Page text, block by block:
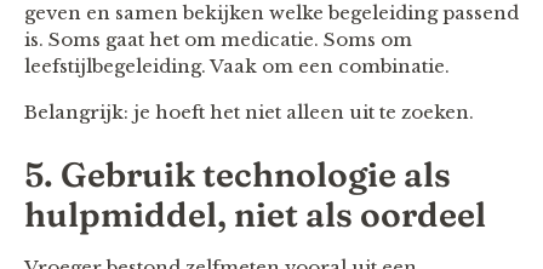
geven en samen bekijken welke begeleiding passend
is. Soms gaat het om medicatie. Soms om
leefstijlbegeleiding. Vaak om een combinatie.
Belangrijk: je hoeft het niet alleen uit te zoeken.
5. Gebruik technologie als
hulpmiddel, niet als oordeel